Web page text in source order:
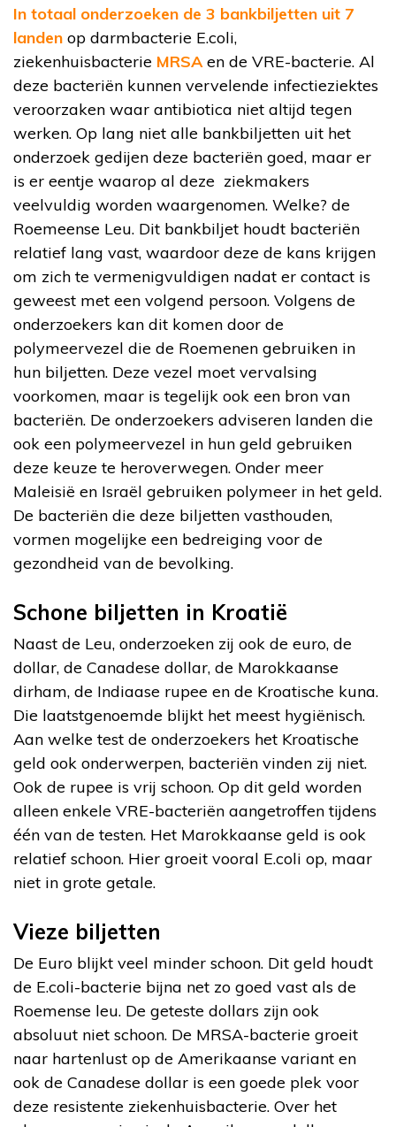
In totaal onderzoeken de 3 bankbiljetten uit 7
landen op darmbacterie E.coli,
ziekenhuisbacterie MRSAen de VRE-bacterie. Al
deze bacteriën kunnen vervelende infectieziektes
veroorzaken waar antibiotica niet altijd tegen
werken. Op lang niet alle bankbiljetten uit het
onderzoek gedijen deze bacteriën goed, maar er
is er eentje waarop al deze ziekmakers
veelvuldig worden waargenomen. Welke? de
Roemeense Leu. Dit bankbiljet houdt bacteriën
relatief lang vast, waardoor deze de kans krijgen
om zich te vermenigvuldigen nadat er contact is
geweest met een volgend persoon. Volgens de
onderzoekers kan dit komen door de
polymeervezel die de Roemenen gebruiken in
hun biljetten. Deze vezel moet vervalsing
voorkomen, maar is tegelijk ook een bron van
bacteriën. De onderzoekers adviseren landen die
ook een polymeervezel in hun geld gebruiken
deze keuze te heroverwegen. Onder meer
Maleisië en Israël gebruiken polymeer in het geld.
De bacteriën die deze biljetten vasthouden,
vormen mogelijke een bedreiging voor de
gezondheid van de bevolking.
Schone biljetten in Kroatië
Naast de Leu, onderzoeken zij ook de euro, de
dollar, de Canadese dollar, de Marokkaanse
dirham, de Indiaase rupee en de Kroatische kuna.
Die laatstgenoemde blijkt het meest hygiënisch.
Aan welke test de onderzoekers het Kroatische
geld ook onderwerpen, bacteriën vinden zij niet.
Ook de rupee is vrij schoon. Op dit geld worden
alleen enkele VRE-bacteriën aangetroffen tijdens
één van de testen. Het Marokkaanse geld is ook
relatief schoon. Hier groeit vooral E.coli op, maar
niet in grote getale.
Vieze biljetten
De Euro blijkt veel minder schoon. Dit geld houdt
de E.coli-bacterie bijna net zo goed vast als de
Roemense leu. De geteste dollars zijn ook
absoluut niet schoon. De MRSA-bacterie groeit
naar hartenlust op de Amerikaanse variant en
ook de Canadese dollar is een goede plek voor
deze resistente ziekenhuisbacterie. Over het